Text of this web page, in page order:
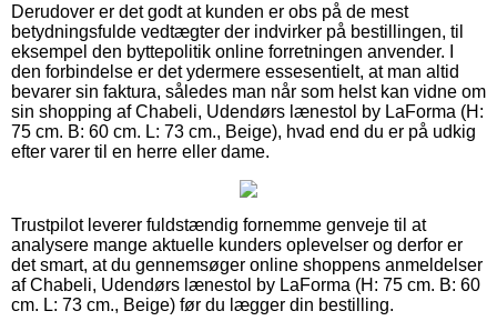
Derudover er det godt at kunden er obs på de mest
betydningsfulde vedtægter der indvirker på bestillingen, til
eksempel den byttepolitik online forretningen anvender. I
den forbindelse er det ydermere essesentielt, at man altid
bevarer sin faktura, således man når som helst kan vidne om
sin shopping af Chabeli, Udendørs lænestol by LaForma (H:
75 cm. B: 60 cm. L: 73 cm., Beige), hvad end du er på udkig
efter varer til en herre eller dame.
Trustpilot leverer fuldstændig fornemme genveje til at
analysere mange aktuelle kunders oplevelser og derfor er
det smart, at du gennemsøger online shoppens anmeldelser
af Chabeli, Udendørs lænestol by LaForma (H: 75 cm. B: 60
cm. L: 73 cm., Beige) før du lægger din bestilling.